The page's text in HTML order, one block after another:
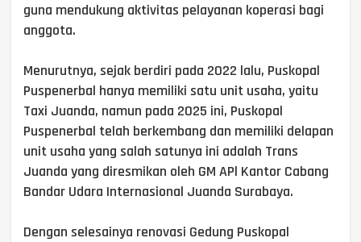
guna mendukung aktivitas pelayanan koperasi bagi
anggota.
Menurutnya, sejak berdiri pada 2022 lalu, Puskopal
Puspenerbal hanya memiliki satu unit usaha, yaitu
Taxi Juanda, namun pada 2025 ini, Puskopal
Puspenerbal telah berkembang dan memiliki delapan
unit usaha yang salah satunya ini adalah Trans
Juanda yang diresmikan oleh GM APl Kantor Cabang
Bandar Udara Internasional Juanda Surabaya.
Dengan selesainya renovasi Gedung Puskopal